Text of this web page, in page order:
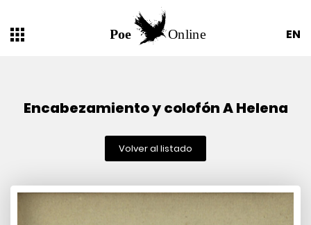
EN
Encabezamiento y colofón A Helena
Volver al listado